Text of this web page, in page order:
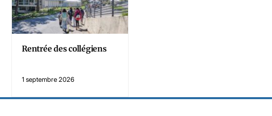
Rentrée des collégiens
1 septembre 2026